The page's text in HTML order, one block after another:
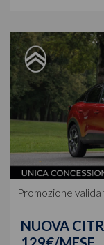
Promozione valida
NUOVA